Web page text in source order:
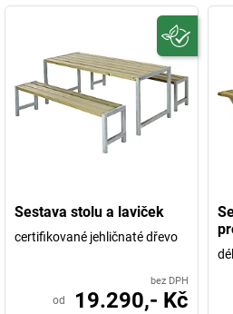
Sestava stolu a laviček
certifikované jehličnaté dřevo
bez DPH
od 19.290,- Kč